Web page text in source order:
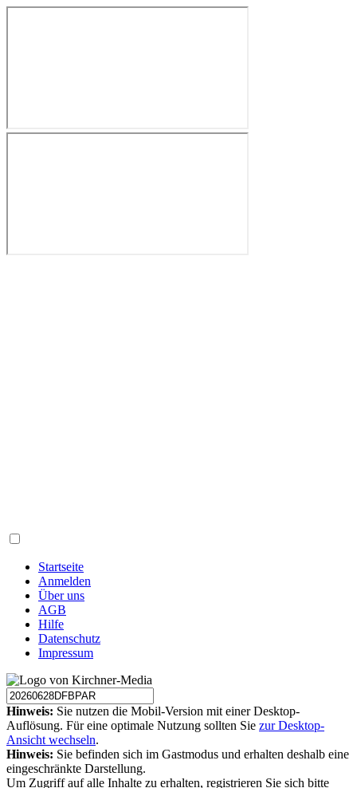
Startseite
Anmelden
Über uns
AGB
Hilfe
Datenschutz
Impressum
Hinweis: Sie nutzen die Mobil-Version mit einer Desktop-
Auflösung. Für eine optimale Nutzung sollten Sie zur Desktop-
Ansicht wechseln.
Hinweis: Sie befinden sich im Gastmodus und erhalten deshalb eine
eingeschränkte Darstellung.
Um Zugriff auf alle Inhalte zu erhalten, registrieren Sie sich bitte